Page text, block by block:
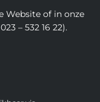
Website of in onze
– 532 16 22).